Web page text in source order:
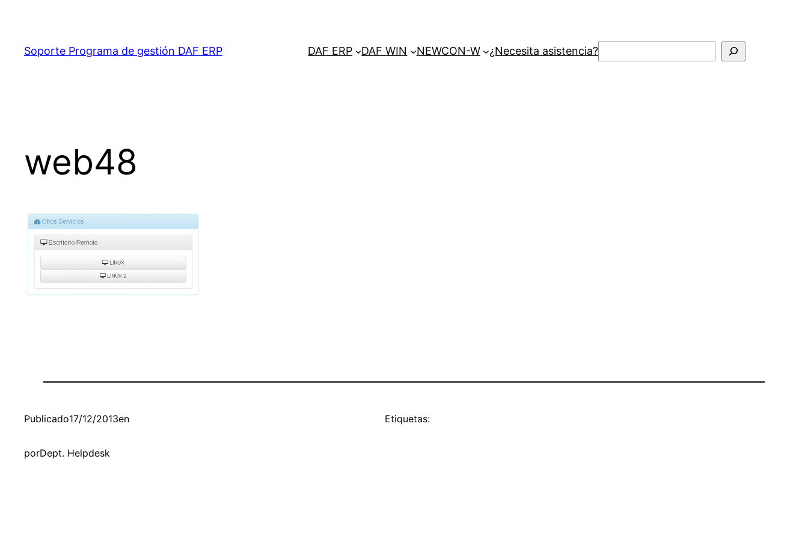
contenido
Soporte Programa de gestión DAF ERP DAF ERP DAF WIN NEWCON-W ¿Necesita asistencia?Buscar
web48
Publicado17/12/2013en
porDept. Helpdesk
Etiquetas: